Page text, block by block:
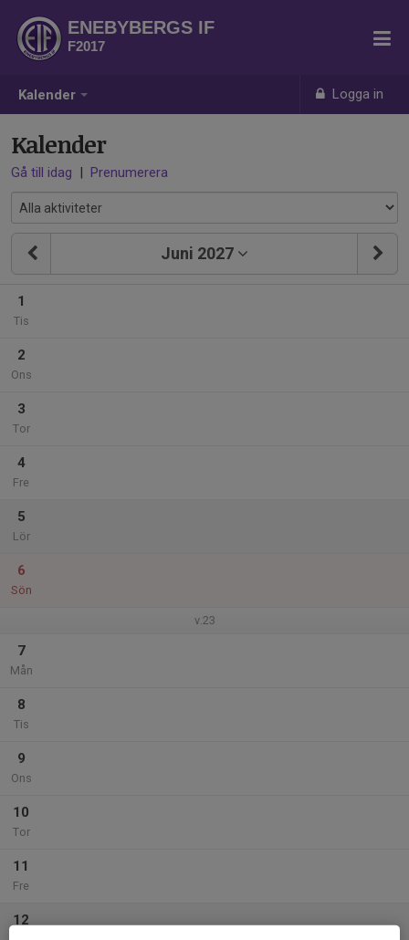
Kalender Logga in
ENEBYBERGS IF
F2017
Kalender
Gå till idag | Prenumerera
Juni 2027
1
Tis
2
Ons
3
Tor
4
Fre
5
Lör
6
Sön
v.23
7
Mån
8
Tis
9
Ons
10
Tor
11
Fre
12